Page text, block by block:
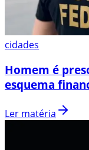
cidades
Homem é
esquema
Ler matéria